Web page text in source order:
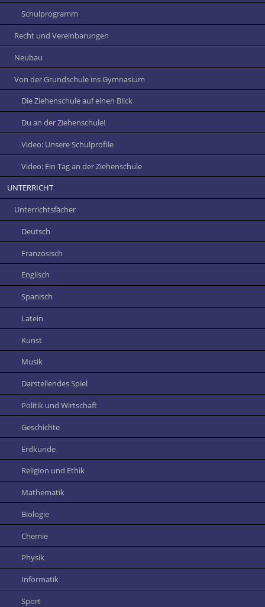
Schulprogramm
Recht und Vereinbarungen
Neubau
Von der Grundschule ins Gymnasium
Die Ziehenschule auf einen Blick
Du an der Ziehenschule!
Video: Unsere Schulprofile
Video: Ein Tag an der Ziehenschule
UNTERRICHT
Unterrichtsfächer
Deutsch
Französisch
Englisch
Spanisch
Latein
Kunst
Musik
Darstellendes Spiel
Politik und Wirtschaft
Geschichte
Erdkunde
Religion und Ethik
Mathematik
Biologie
Chemie
Physik
Informatik
Sport